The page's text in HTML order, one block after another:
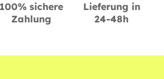
100% sichere
Zahlung
Lieferung in
24-48h